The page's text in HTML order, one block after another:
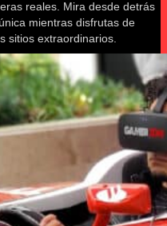
reales. Mira desde detrás
mientras disfrutas de
sitios extraordinarios.